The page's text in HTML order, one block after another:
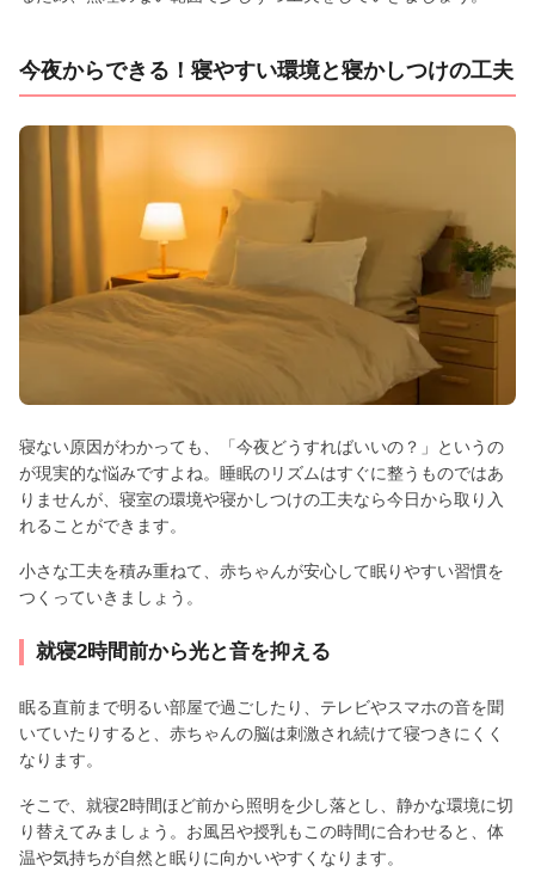
今夜からできる！寝やすい環境と寝かしつけの工夫
寝ない原因がわかっても、「今夜どうすればいいの？」というの
が現実的な悩みですよね。睡眠のリズムはすぐに整うものではあ
りませんが、寝室の環境や寝かしつけの工夫なら今日から取り入
れることができます。
小さな工夫を積み重ねて、赤ちゃんが安心して眠りやすい習慣を
つくっていきましょう。
就寝2時間前から光と音を抑える
眠る直前まで明るい部屋で過ごしたり、テレビやスマホの音を聞
いていたりすると、赤ちゃんの脳は刺激され続けて寝つきにくく
なります。
そこで、就寝2時間ほど前から照明を少し落とし、静かな環境に切
り替えてみましょう。お風呂や授乳もこの時間に合わせると、体
温や気持ちが自然と眠りに向かいやすくなります。